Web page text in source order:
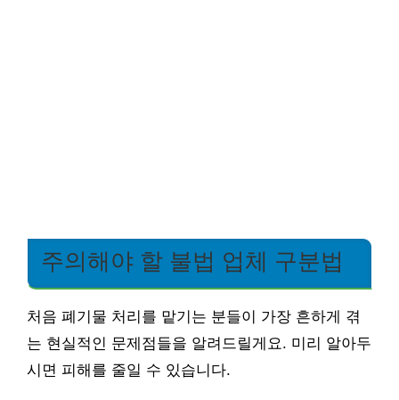
주의해야 할 불법 업체 구분법
처음 폐기물 처리를 맡기는 분들이 가장 흔하게 겪
는 현실적인 문제점들을 알려드릴게요. 미리 알아두
시면 피해를 줄일 수 있습니다.